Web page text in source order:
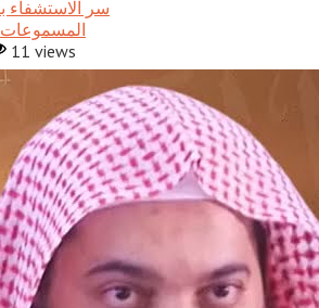
المسموعات
11 views